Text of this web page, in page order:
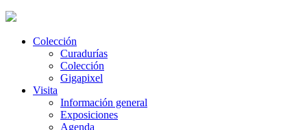
Colección
Curadurías
Colección
Gigapixel
Visita
Información general
Exposiciones
Agenda